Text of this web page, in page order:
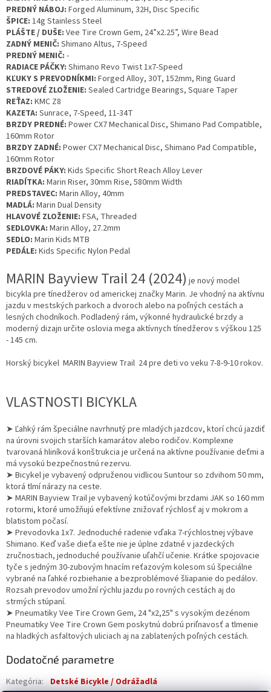
PREDNÝ NÁBOJ: Forged Aluminum, 32H, Disc Specific
ŠPICE: 14g Stainless Steel
PLÁŠTE / DUŠE: Vee Tire Crown Gem, 24”x2.25”, Wire Bead
ZADNÝ MENIČ: Shimano Altus, 7-Speed
PREDNÝ MENIČ: -
RADIACE PÁČKY: Shimano Revo Twist 1x7-Speed
KĽUKY S PREVODNÍKMI: Forged Alloy, 30T, 152mm, Ring Guard
STREDOVÉ ZLOŽENIE: Sealed Cartridge Bearings, Square Taper
REŤAZ: KMC Z8
KAZETA: Sunrace, 7-Speed, 11-34T
BRZDY PREDNÉ: Power CX7 Mechanical Disc, Shimano Pad Compatible,
160mm Rotor
BRZDY ZADNÉ: Power CX7 Mechanical Disc, Shimano Pad Compatible,
160mm Rotor
BRZDOVÉ PÁKY: Kids Specific Short Reach Alloy Lever
RIADÍTKA: Marin Riser, 30mm Rise, 580mm Width
PREDSTAVEC: Marin Alloy, 40mm
MADLÁ: Marin Dual Density
HLAVOVÉ ZLOŽENIE: FSA, Threaded
SEDLOVKA: Marin Alloy, 27.2mm
SEDLO: Marin Kids MTB
PEDÁLE: Kids Specific Nylon Pedal
MARIN Bayview Trail 24 (2024) je nový model
bicykla pre tínedžerov od americkej značky Marin. Je vhodný na aktívnu
jazdu v mestských parkoch a dvoroch alebo na poľných cestách a
lesných chodníkoch. Podladený rám, výkonné hydraulické brzdy a
moderný dizajn určite oslovia mega aktívnych tínedžerov s výškou 125
- 145 cm.
Horský bicykel MARIN Bayview Trail 24 pre deti vo veku 7-8-9-10 rokov.
VLASTNOSTI BICYKLA
➤ Ľahký rám špeciálne navrhnutý pre mladých jazdcov, ktorí chcú jazdiť
na úrovni svojich starších kamarátov alebo rodičov. Komplexne
tvarovaná hliníková konštrukcia je určená na aktívne používanie deťmi a
má vysokú bezpečnostnú rezervu.
➤ Bicykel je vybavený odpruženou vidlicou Suntour so zdvihom 50 mm,
ktorá tlmí nárazy na ceste.
➤ MARIN Bayview Trail je vybavený kotúčovými brzdami JAK so 160 mm
rotormi, ktoré umožňujú efektívne znižovať rýchlosť aj v mokrom a
blatistom počasí.
➤ Prevodovka 1x7. Jednoduché radenie vďaka 7-rýchlostnej výbave
Shimano. Keď vaše dieťa ešte nie je úplne zdatné v jazdeckých
zručnostiach, jednoduché používanie uľahčí učenie. Krátke spojovacie
tyče s jedným 30-zubovým hnacím reťazovým kolesom sú špeciálne
vybrané na ľahké rozbiehanie a bezproblémové šliapanie do pedálov.
Rozsah prevodov umožní rýchlu jazdu po rovných cestách aj do
strmých stúpaní.
➤ Pneumatiky Vee Tire Crown Gem, 24 "x2,25" s vysokým dezénom
Pneumatiky Vee Tire Crown Gem poskytnú dobrú priľnavosť a tlmenie
na hladkých asfaltových uliciach aj na zablatených poľných cestách.
Dodatočné parametre
Kategória:
Detské Bicykle / Odrážadlá